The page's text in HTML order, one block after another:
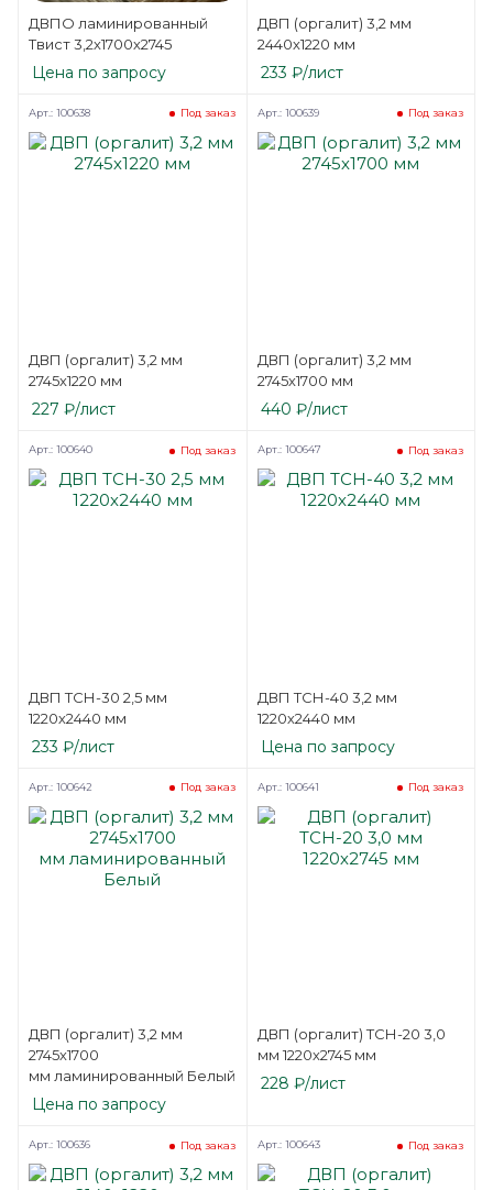
ДВПО ламинированный
Твист 3,2х1700х2745
Цена по запросу
ДВП (оргалит) 3,2 мм
2440х1220 мм
233 ₽/лист
ДВП (оргалит) 3,2 мм
2745х1220 мм
Под заказ
Арт.: 100638
227 ₽/лист
ДВП (оргалит) 3,2 мм
2745х1700 мм
Под заказ
Арт.: 100639
440 ₽/лист
ДВП ТСН-30 2,5 мм
1220х2440 мм
Под заказ
Арт.: 100640
233 ₽/лист
ДВП ТСН-40 3,2 мм
1220х2440 мм
Под заказ
Арт.: 100647
Цена по запросу
ДВП (оргалит) 3,2 мм
2745х1700
мм ламинированный Белый
Под заказ
Арт.: 100642
Цена по запросу
ДВП (оргалит) ТСН-20 3,0
мм 1220х2745 мм
Под заказ
Арт.: 100641
228 ₽/лист
Под заказ
Арт.: 100636 Под заказ
Арт.: 100643